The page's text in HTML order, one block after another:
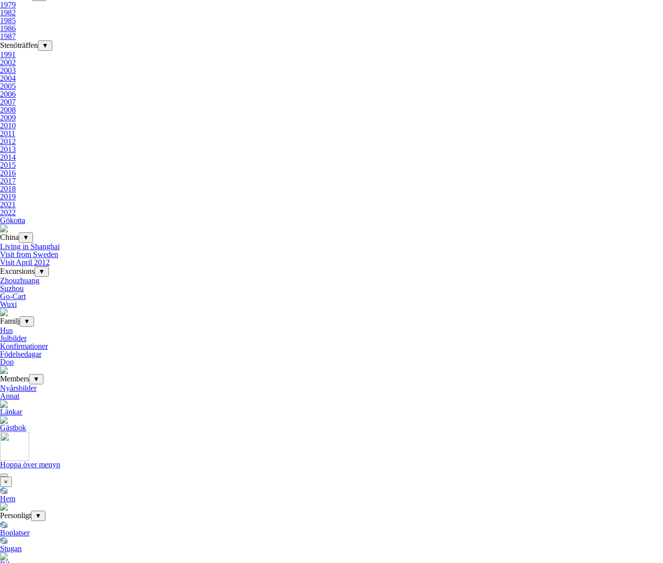
1979
1982
1985
1986
1987
Stenöträffen
▼
1991
2002
2003
2004
2005
2006
2007
2008
2009
2010
2011
2012
2013
2014
2015
2016
2017
2018
2019
2021
2022
Gökotta
China
▼
Living in Shanghai
Visit from Sweden
Visit April 2012
Excursions
▼
Zhouzhuang
Suzhou
Go-Cart
Wuxi
Familj
▼
Hus
Julbilder
Konfirmationer
Födelsedagar
Dop
Members
▼
Nyårsbilder
Annat
Länkar
Gästbok
Hoppa över menyn
×
Hem
Personligt
▼
Boplatser
Stugan